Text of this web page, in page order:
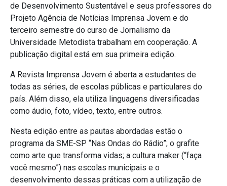
de Desenvolvimento Sustentável e seus professores do
Projeto Agência de Notícias Imprensa Jovem e do
terceiro semestre do curso de Jornalismo da
Universidade Metodista trabalham em cooperação. A
publicação digital está em sua primeira edição.
A Revista Imprensa Jovem é aberta a estudantes de
todas as séries, de escolas públicas e particulares do
país. Além disso, ela utiliza linguagens diversificadas
como áudio, foto, vídeo, texto, entre outros.
Nesta edição entre as pautas abordadas estão o
programa da SME-SP “Nas Ondas do Rádio”; o grafite
como arte que transforma vidas; a cultura maker (“faça
você mesmo”) nas escolas municipais e o
desenvolvimento dessas práticas com a utilização de